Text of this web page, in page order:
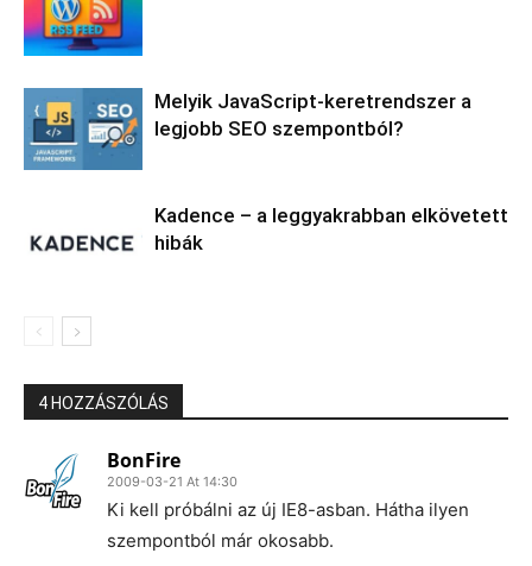
Melyik JavaScript-keretrendszer a
legjobb SEO szempontból?
Kadence – a leggyakrabban elkövetett
hibák
4 HOZZÁSZÓLÁS
BonFire
2009-03-21 At 14:30
Ki kell próbálni az új IE8-asban. Hátha ilyen
szempontból már okosabb.